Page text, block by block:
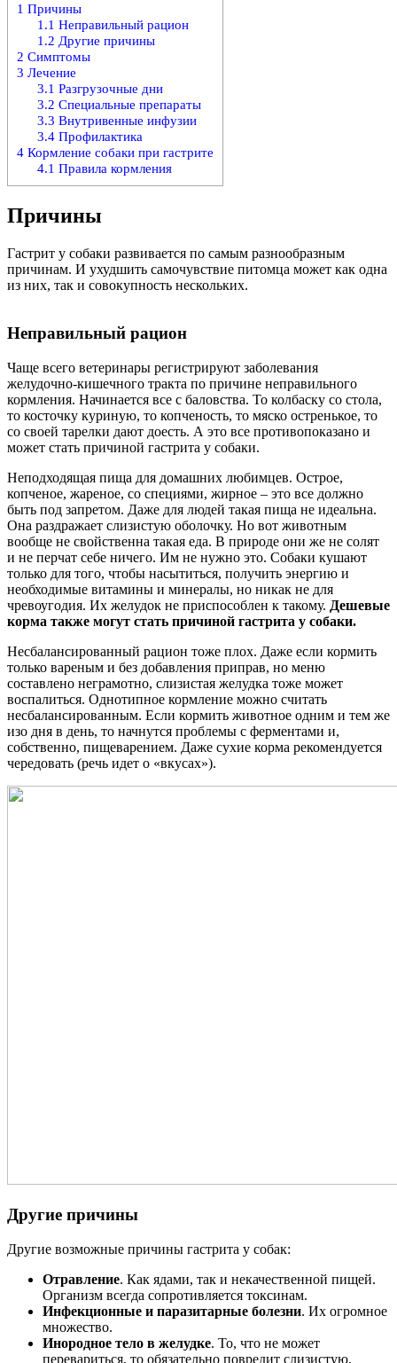
1 Причины
1.1 Неправильный рацион
1.2 Другие причины
2 Симптомы
3 Лечение
3.1 Разгрузочные дни
3.2 Специальные препараты
3.3 Внутривенные инфузии
3.4Профилактика
4 Кормление собаки при гастрите
4.1 Правила кормления
Причины
Гастрит у собаки развивается по самым разнообразным
причинам. И ухудшить самочувствие питомца может как одна
из них, так и совокупность нескольких.
Неправильный рацион
Чаще всего ветеринары регистрируют заболевания
желудочно-кишечного тракта по причине неправильного
кормления. Начинается все с баловства. То колбаску со стола,
то косточку куриную, то копченость, то мяско остренькое, то
со своей тарелки дают доесть. А это все противопоказано и
может стать причиной гастрита у собаки.
Неподходящая пища для домашних любимцев. Острое,
копченое, жареное, со специями, жирное – это все должно
быть под запретом. Даже для людей такая пища не идеальна.
Она раздражает слизистую оболочку. Но вот животным
вообще не свойственна такая еда. В природе они же не солят
и не перчат себе ничего. Им не нужно это. Собаки кушают
только для того, чтобы насытиться, получить энергию и
необходимые витамины и минералы, но никак не для
чревоугодия. Их желудок не приспособлен к такому. Дешевые
корма также могут стать причиной гастрита у собаки.
Несбалансированный рацион тоже плох. Даже если кормить
только вареным и без добавления приправ, но меню
составлено неграмотно, слизистая желудка тоже может
воспалиться. Однотипное кормление можно считать
несбалансированным. Если кормить животное одним и тем же
изо дня в день, то начнутся проблемы с ферментами и,
собственно, пищеварением. Даже сухие корма рекомендуется
чередовать (речь идет о «вкусах»).
Другие причины
Другие возможные причины гастрита у собак:
Отравление. Как ядами, так и некачественной пищей.
Организм всегда сопротивляется токсинам.
Инфекционные и паразитарные болезни. Их огромное
множество.
Инородное тело в желудке. То, что не может
перевариться, то обязательно повредит слизистую,